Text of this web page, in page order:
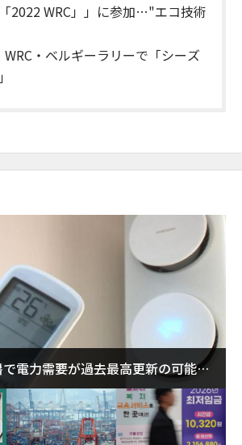
2022 WRC」」に参加…"エコ技術
・ベルギーラリーで「シーズ
電力需要が過去最高更新の可能性
を点検